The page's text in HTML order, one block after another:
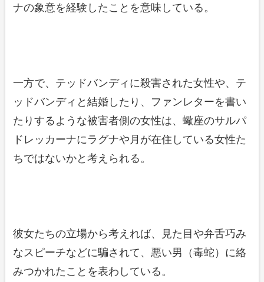
ナの象意を経験したことを意味している。
一方で、テッドバンディに殺害された女性や、テ
ッドバンディと結婚したり、ファンレターを書い
たりするような被害者側の女性は、蠍座のサルパ
ドレッカーナにラグナや月が在住している女性た
ちではないかと考えられる。
彼女たちの立場から考えれば、見た目や弁舌巧み
なスピーチなどに騙されて、悪い男（毒蛇）に絡
みつかれたことを表わしている。